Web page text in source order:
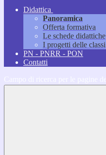
Didattica
Panoramica
Offerta formativa
Le schede didattiche
I progetti delle classi
PN - PNRR - PON
Contatti